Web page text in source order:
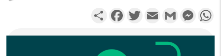
PartagerFacebookTwitterEmail Gmail